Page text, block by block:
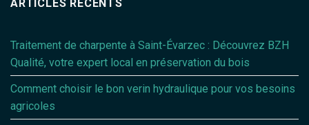
ARTICLES RÉCENTS
Traitement de charpente à Saint-Évarzec : Découvrez BZH
Qualité, votre expert local en préservation du bois
Comment choisir le bon verin hydraulique pour vos besoins
agricoles